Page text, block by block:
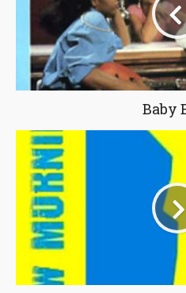
Baby